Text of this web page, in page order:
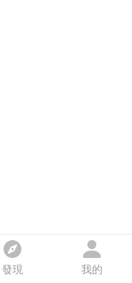
發現 我的